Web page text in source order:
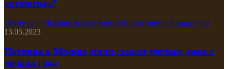
организма?
Пятница в Москве стала самым теплым днем с начала года
13.05.2023
Пятница в Москве стала самым теплым днем с
начала года